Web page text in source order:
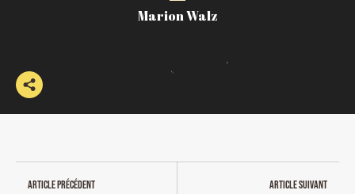
Marion Walz
Article précédent Article suivant